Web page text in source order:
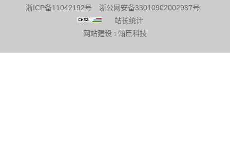
浙ICP备11042192号
浙公网安备33010902002987号
站长统计
网站建设 : 翰臣科技